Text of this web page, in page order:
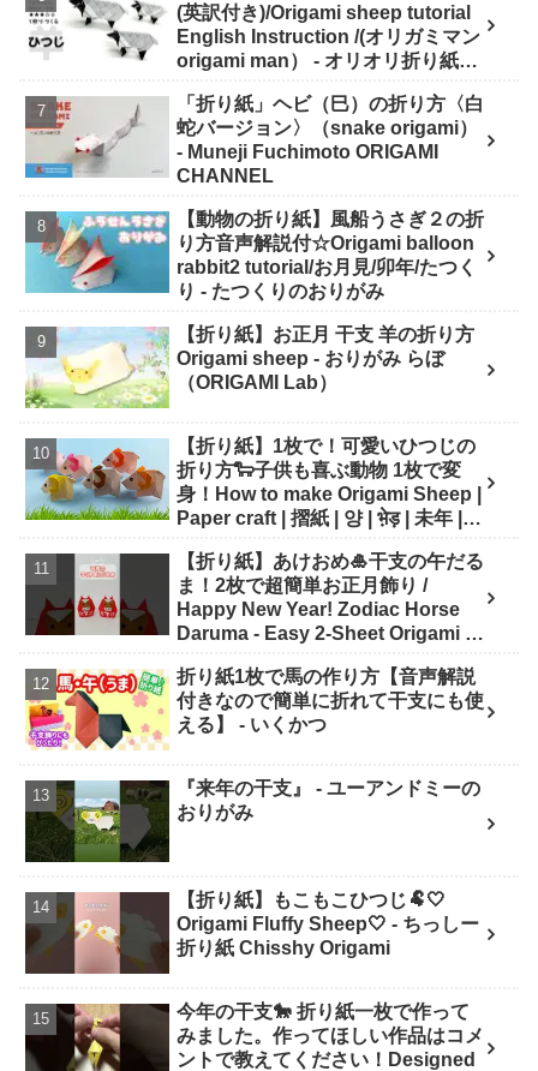
(英訳付き)/Origami sheep tutorial
English Instruction /(オリガミマン
origami man） - オリオリ折り紙マ
房あらき)
「折り紙」ヘビ（巳）の折り方〈白
蛇バージョン〉（snake origami）
- Muneji Fuchimoto ORIGAMI
CHANNEL
【動物の折り紙】風船うさぎ２の折
り方音声解説付☆Origami balloon
rabbit2 tutorial/お月見/卯年/たつく
り - たつくりのおりがみ
【折り紙】お正月 干支 羊の折り方
Origami sheep - おりがみ らぼ
（ORIGAMI Lab）
【折り紙】1枚で！可愛いひつじの
折り方🐑子供も喜ぶ動物 1枚で変
身！How to make Origami Sheep |
Paper craft | 摺紙 | 양 | भे़ड़ | 未年 |
【折り紙】あけおめ🎍干支の午だる
ま！2枚で超簡単お正月飾り /
Happy New Year! Zodiac Horse
Daruma - Easy 2-Sheet Origami -
折り紙1枚で馬の作り方【音声解説
付きなので簡単に折れて干支にも使
える】 - いくかつ
『来年の干支』 - ユーアンドミーの
おりがみ
【折り紙】もこもこひつじ🐏🤍
Origami Fluffy Sheep🤍 - ちっしー
折り紙 Chisshy Origami
今年の干支🐎 折り紙一枚で作って
みました。作ってほしい作品はコメ
ントで教えてください！Designed